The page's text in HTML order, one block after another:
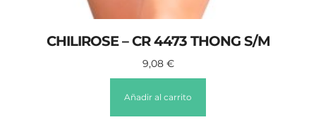
CHILIROSE – CR 4473 THONG S/M
9,08 €
Añadir al carrito